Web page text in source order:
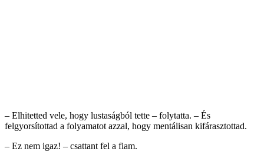
– Elhitetted vele, hogy lustaságból tette – folytatta. – És
felgyorsítottad a folyamatot azzal, hogy mentálisan kifárasztottad.
– Ez nem igaz! – csattant fel a fiam.